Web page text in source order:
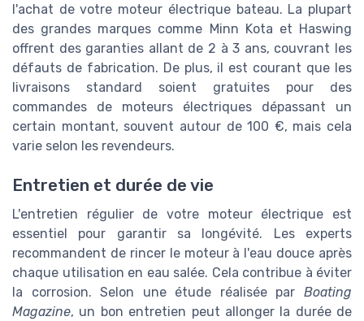
l'achat de votre moteur électrique bateau. La plupart
des grandes marques comme Minn Kota et Haswing
offrent des garanties allant de 2 à 3 ans, couvrant les
défauts de fabrication. De plus, il est courant que les
livraisons standard soient gratuites pour des
commandes de moteurs électriques dépassant un
certain montant, souvent autour de 100 €, mais cela
varie selon les revendeurs.
Entretien et durée de vie
L'entretien régulier de votre moteur électrique est
essentiel pour garantir sa longévité. Les experts
recommandent de rincer le moteur à l'eau douce après
chaque utilisation en eau salée. Cela contribue à éviter
la corrosion. Selon une étude réalisée par Boating
Magazine, un bon entretien peut allonger la durée de